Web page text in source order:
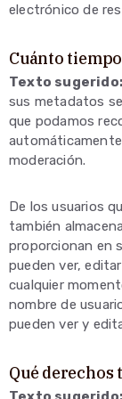
electrónico de
Cuánto
Texto
sus metadatos
que podamos
moderación.
De los usuarios
también
proporcionan en
pueden ver,
cualquier
nombre de
pueden ver y
Qué derechos